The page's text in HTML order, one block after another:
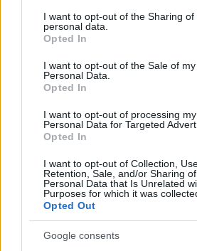
not limited to your visit or usage
grant or deny consent to Google and
use your data for below specified
consent section.
I want to opt-out of the Sharing of
personal data.
Opted In
I want to opt-out of the Sale of my
Personal Data.
Opted In
I want to opt-out of processing my
Personal Data for Targeted
Opted In
I want to opt-out of Collection,
Retention, Sale, and/or Sharing
Personal Data that Is Unrelated
Purposes for which it was
Opted Out
Google consents
Egy különleges családi
alijázó érkezett Izraelbe